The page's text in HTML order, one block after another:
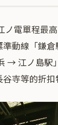
ノ電單程最高
準動線「鎌
→ 江ノ島駅
寺等的折扣